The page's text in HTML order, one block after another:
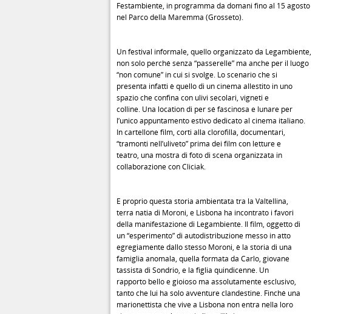
Festambiente, in programma da domani fino al 15 agosto
nel Parco della Maremma (Grosseto).
Un festival informale, quello organizzato da Legambiente,
non solo perché senza “passerelle” ma anche per il luogo
“non comune” in cui si svolge. Lo scenario che si
presenta infatti è quello di un cinema allestito in uno
spazio che confina con ulivi secolari, vigneti e
colline. Una location di per sé fascinosa e lunare per
l’unico appuntamento estivo dedicato al cinema italiano.
In cartellone film, corti alla clorofilla, documentari,
“tramonti nell’uliveto” prima dei film con letture e
teatro, una mostra di foto di scena organizzata in
collaborazione con Cliciak.
E proprio questa storia ambientata tra la Valtellina,
terra natia di Moroni, e Lisbona ha incontrato i favori
della manifestazione di Legambiente. Il film, oggetto di
un “esperimento” di autodistribuzione messo in atto
egregiamente dallo stesso Moroni, è la storia di una
famiglia anomala, quella formata da Carlo, giovane
tassista di Sondrio, e la figlia quindicenne. Un
rapporto bello e gioioso ma assolutamente esclusivo,
tanto che lui ha solo avventure clandestine. Finché una
marionettista che vive a Lisbona non entra nella loro